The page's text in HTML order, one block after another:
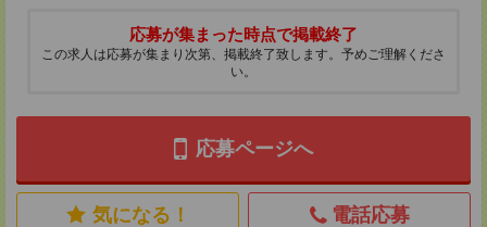
応募が集まった時点で掲載終了
この求人は応募が集まり次第、掲載終了致します。予めご理解くださ
い。
応募ページへ
気になる！ 電話応募